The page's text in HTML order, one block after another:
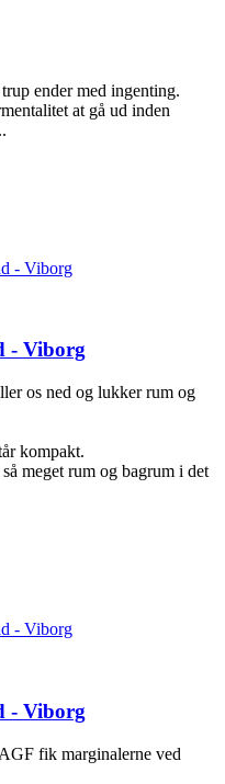
ender med ingenting.
at gå ud inden
- Viborg
- Viborg
os ned og lukker rum og
kompakt.
meget rum og bagrum i det
- Viborg
- Viborg
fik marginalerne ved